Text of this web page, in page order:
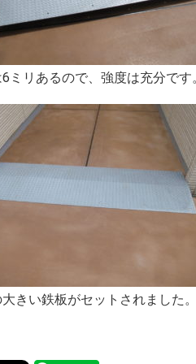
ミリあるので、強度は充分です
きい鉄板がセットされました